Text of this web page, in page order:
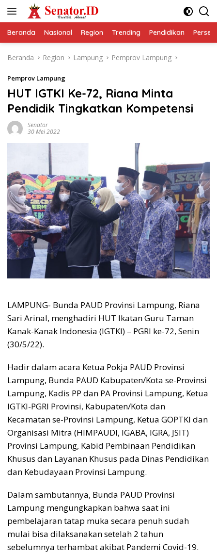
Beranda Nasional Region Trending Pendidikan
Beranda Region Lampung Pemprov Lampung
Pemprov Lampung
HUT IGTKI Ke-72, Riana Minta
Pendidik Tingkatkan Kompetensi
Senator
30 Mei 2022
LAMPUNG- Bunda PAUD Provinsi Lampung, Riana
Sari Arinal, menghadiri HUT Ikatan Guru Taman
Kanak-Kanak Indonesia (IGTKI) – PGRI ke-72, Senin
(30/5/22).
Hadir dalam acara Ketua Pokja PAUD Provinsi
Lampung, Bunda PAUD Kabupaten/Kota se-Provinsi
Lampung, Kadis PP dan PA Provinsi Lampung, Ketua
IGTKI-PGRI Provinsi, Kabupaten/Kota dan
Kecamatan se-Provinsi Lampung, Ketua GOPTKI dan
Organisasi Mitra (HIMPAUDI, IGABA, IGRA, JSIT)
Provinsi Lampung, Kabid Pembinaan Pendidikan
Khusus dan Layanan Khusus pada Dinas Pendidikan
dan Kebudayaan Provinsi Lampung.
Dalam sambutannya, Bunda PAUD Provinsi
Lampung mengungkapkan bahwa saat ini
pembelajaran tatap muka secara penuh sudah
mulai bisa dilaksanakan setelah 2 tahun
sebelumnya terhambat akibat Pandemi Covid-19.